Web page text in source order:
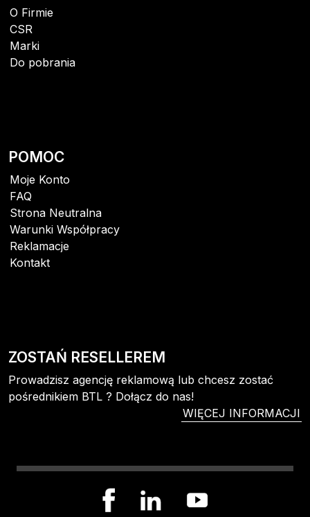
O Firmie
CSR
Marki
Do pobrania
POMOC
Moje Konto
FAQ
Strona Neutralna
Warunki Współpracy
Reklamacje
Kontakt
ZOSTAŃ RESELLEREM
Prowadzisz agencję reklamową lub chcesz zostać
pośrednikiem BTL ? Dołącz do nas!
WIĘCEJ INFORMACJI